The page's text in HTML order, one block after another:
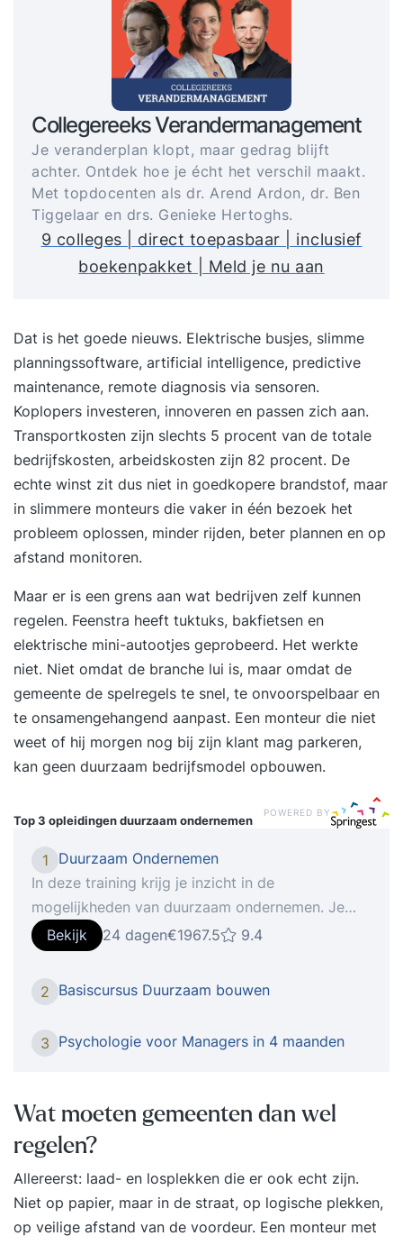
Collegereeks Verandermanagement
Je veranderplan klopt, maar gedrag blijft
achter. Ontdek hoe je écht het verschil maakt.
Met topdocenten als dr. Arend Ardon, dr. Ben
Tiggelaar en drs. Genieke Hertoghs.
9 colleges | direct toepasbaar | inclusief
boekenpakket | Meld je nu aan
Dat is het goede nieuws. Elektrische busjes, slimme
planningssoftware, artificial intelligence, predictive
maintenance, remote diagnosis via sensoren.
Koplopers investeren, innoveren en passen zich aan.
Transportkosten zijn slechts 5 procent van de totale
bedrijfskosten, arbeidskosten zijn 82 procent. De
echte winst zit dus niet in goedkopere brandstof, maar
in slimmere monteurs die vaker in één bezoek het
probleem oplossen, minder rijden, beter plannen en op
afstand monitoren.
Maar er is een grens aan wat bedrijven zelf kunnen
regelen. Feenstra heeft tuktuks, bakfietsen en
elektrische mini-autootjes geprobeerd. Het werkte
niet. Niet omdat de branche lui is, maar omdat de
gemeente de spelregels te snel, te onvoorspelbaar en
te onsamengehangend aanpast. Een monteur die niet
weet of hij morgen nog bij zijn klant mag parkeren,
kan geen duurzaam bedrijfsmodel opbouwen.
Top 3 opleidingenduurzaam ondernemen
POWERED BY
1
Duurzaam Ondernemen
In deze training krijg je inzicht in de
mogelijkheden van duurzaam ondernemen. Je
brengt in kaart hoe de drie P’s van people, planet
en profit zich op dit moment verhouden binnen
jouw organisatie. Wil je erachter komen hoe je
hoe duurzaam ondernemen in je bedrijf past? In
van duurzaam ondernemen. Je brengt in kaart
hoe de drie P’s van people, planet en profit zich
op dit moment verhouden binnen je organisatie.
Je brengt alle kennis en inzichten direct in de
praktijk door het schrijven van een adviesrapport
waarin je aangeeft hoe duurzaam ondernemen
Bekijk 24 dagen€1967.5 9.4
2 Basiscursus Duurzaam bouwen
3 Psychologie voor Managers in 4 maanden
Wat moeten gemeenten dan wel
regelen?
Allereerst: laad- en losplekken die er ook echt zijn.
Niet op papier, maar in de straat, op logische plekken,
op veilige afstand van de voordeur. Een monteur met